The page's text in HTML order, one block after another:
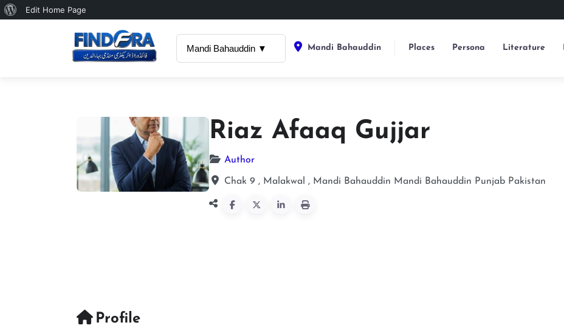
About
Edit Home Page
Mandi Bahauddin ▼ Mandi Bahauddin Places Persona Literature
Riaz Afaaq Gujjar
Author
Chak 9 , Malakwal , Mandi Bahauddin Mandi Bahauddin Punjab Pakistan
Profile